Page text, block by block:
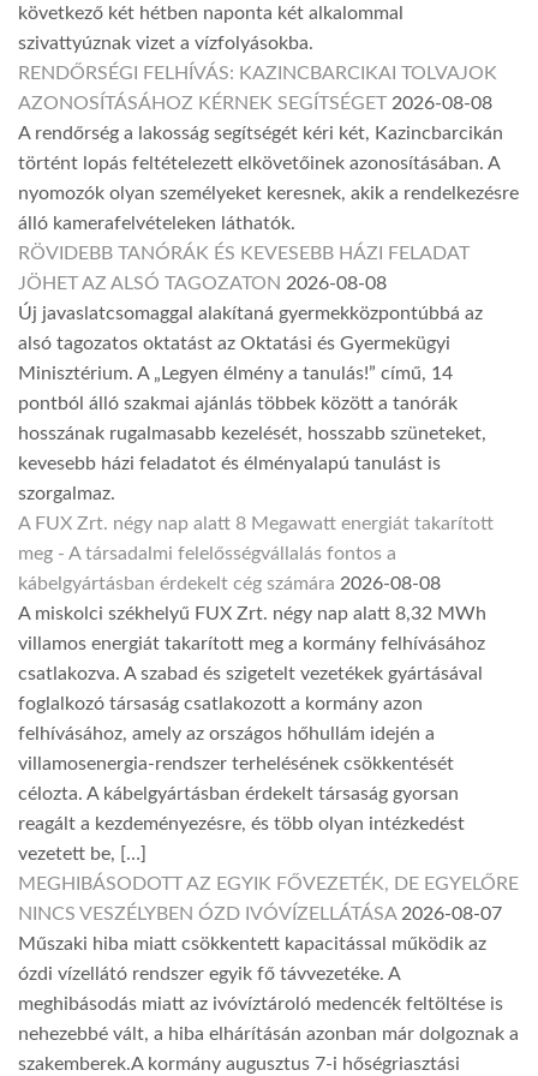
következő két hétben naponta két alkalommal
szivattyúznak vizet a vízfolyásokba.
RENDŐRSÉGI FELHÍVÁS: KAZINCBARCIKAI TOLVAJOK
AZONOSÍTÁSÁHOZ KÉRNEK SEGÍTSÉGET 2026-08-08
A rendőrség a lakosság segítségét kéri két, Kazincbarcikán
történt lopás feltételezett elkövetőinek azonosításában. A
nyomozók olyan személyeket keresnek, akik a rendelkezésre
álló kamerafelvételeken láthatók.
RÖVIDEBB TANÓRÁK ÉS KEVESEBB HÁZI FELADAT
JÖHET AZ ALSÓ TAGOZATON 2026-08-08
Új javaslatcsomaggal alakítaná gyermekközpontúbbá az
alsó tagozatos oktatást az Oktatási és Gyermekügyi
Minisztérium. A „Legyen élmény a tanulás!” című, 14
pontból álló szakmai ajánlás többek között a tanórák
hosszának rugalmasabb kezelését, hosszabb szüneteket,
kevesebb házi feladatot és élményalapú tanulást is
szorgalmaz.
A FUX Zrt. négy nap alatt 8 Megawatt energiát takarított
meg - A társadalmi felelősségvállalás fontos a
kábelgyártásban érdekelt cég számára 2026-08-08
A miskolci székhelyű FUX Zrt. négy nap alatt 8,32 MWh
villamos energiát takarított meg a kormány felhívásához
csatlakozva. A szabad és szigetelt vezetékek gyártásával
foglalkozó társaság csatlakozott a kormány azon
felhívásához, amely az országos hőhullám idején a
villamosenergia-rendszer terhelésének csökkentését
célozta. A kábelgyártásban érdekelt társaság gyorsan
reagált a kezdeményezésre, és több olyan intézkedést
vezetett be, […]
MEGHIBÁSODOTT AZ EGYIK FŐVEZETÉK, DE EGYELŐRE
NINCS VESZÉLYBEN ÓZD IVÓVÍZELLÁTÁSA 2026-08-07
Műszaki hiba miatt csökkentett kapacitással működik az
ózdi vízellátó rendszer egyik fő távvezetéke. A
meghibásodás miatt az ivóvíztároló medencék feltöltése is
nehezebbé vált, a hiba elhárításán azonban már dolgoznak a
szakemberek.A kormány augusztus 7-i hőségriasztási